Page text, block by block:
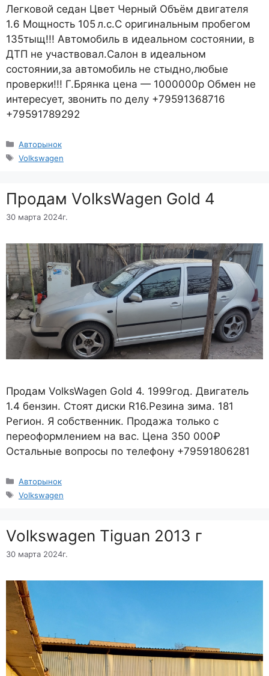
Легковой седан Цвет Черный Объём двигателя
1.6 Мощность 105 л.с.С оригинальным пробегом
135тыщ!!! Автомобиль в идеальном состоянии, в
ДТП не участвовал.Салон в идеальном
состоянии,за автомобиль не стыдно,любые
проверки!!! Г.Брянка цена — 1000000р Обмен не
интересует, звонить по делу +79591368716
+79591789292
Рубрики
Авторынок
Метки
Volkswagen
Продам VolksWagen Gold 4
30 марта 2024г.
Продам VolksWagen Gold 4. 1999год. Двигатель
1.4 бензин. Стоят диски R16.Резина зима. 181
Регион. Я собственник. Продажа только с
переоформлением на вас. Цена 350 000₽
Остальные вопросы по телефону +79591806281
Рубрики
Авторынок
Метки
Volkswagen
Volkswagen Tiguan 2013 г
30 марта 2024г.